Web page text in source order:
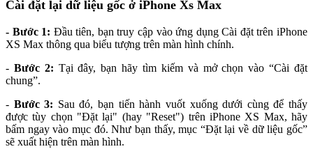
Cài đặt lại dữ liệu gốc ở iPhone Xs Max
- Bước 1: Đầu tiên, bạn truy cập vào ứng dụng Cài đặt trên iPhone
XS Max thông qua biểu tượng trên màn hình chính.
- Bước 2: Tại đây, bạn hãy tìm kiếm và mở chọn vào “Cài đặt
chung”.
- Bước 3: Sau đó, bạn tiến hành vuốt xuống dưới cùng để thấy
được tùy chọn "Đặt lại" (hay "Reset") trên iPhone XS Max, hãy
bấm ngay vào mục đó. Như bạn thấy, mục “Đặt lại về dữ liệu gốc”
sẽ xuất hiện trên màn hình.